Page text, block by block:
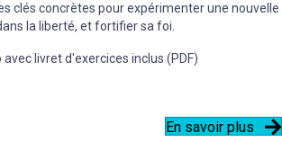
clés concrètes pour expérimenter une nouvelle
la liberté, et fortifier sa foi.
avec livret d'exercices inclus (PDF)
En savoir plus